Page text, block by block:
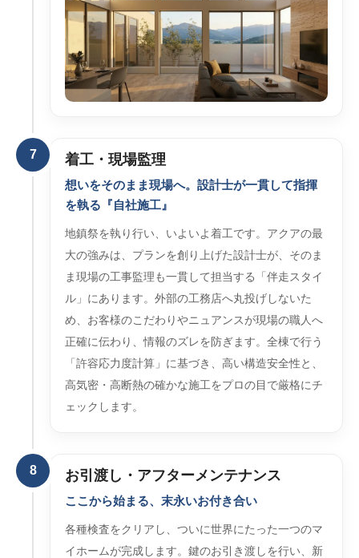
7 着工・現場監理
想いをそのまま現場へ。設計士が一貫して指揮
を執る『自社施工』
地鎮祭を執り行い、いよいよ着工です。アクアの最
大の強みは、プランを創り上げた設計士が、そのま
ま現場の工事監理も一貫して担当する「伴走スタイ
ル」にあります。外部の工務店へ丸投げしないた
め、お客様のこだわりやニュアンスが現場の職人へ
正確に伝わり、情報のズレを防ぎます。全棟で行う
「許容応力度計算」に基づき、高い構造安全性と、
高気密・高断熱の確かな施工をプロの目で厳格にチ
ェックします。
8 お引渡し・アフターメンテナンス
ここから始まる、末永いお付き合い
各種検査をクリアし、ついに世界にたった一つのマ
イホームが完成します。鍵のお引き渡しを行い、新